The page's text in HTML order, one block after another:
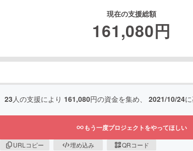
現在の支援総額
161,080円
23人の支援により 161,080円の資金を集め、 2021/10/24
もう一度プロジェクトをやってほしい
URLコピー 埋め込み QRコード